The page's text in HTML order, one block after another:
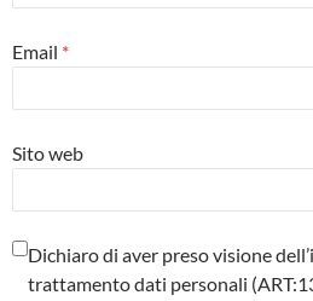
Email *
Sito web
Dichiaro di aver preso visione
trattamento dati personali